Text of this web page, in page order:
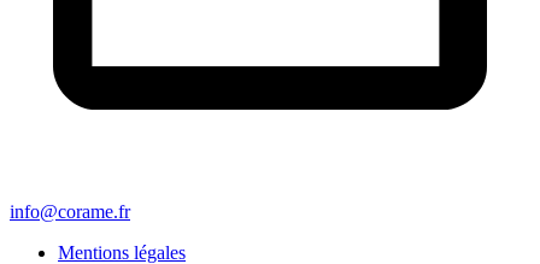
info@corame.fr
Mentions légales